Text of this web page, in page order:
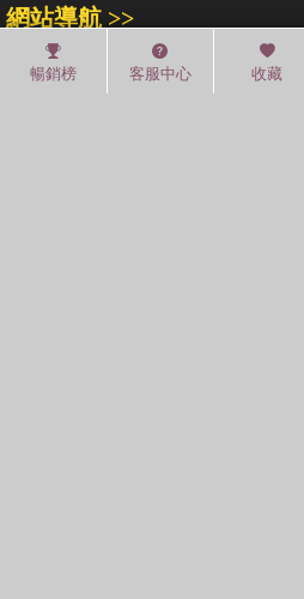
暢銷榜 客服中心 收藏
網站導航 >>
關於我們 門市專區
紅利積點
中文分類